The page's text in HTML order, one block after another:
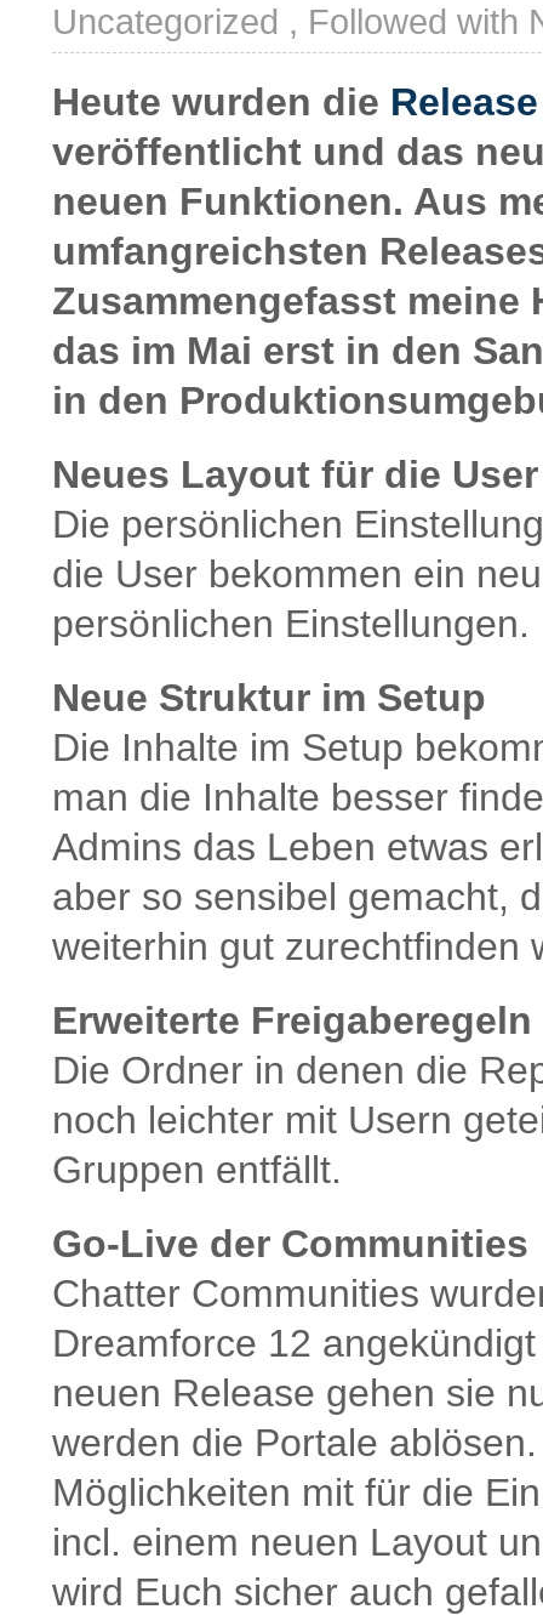
Uncategorized , Followed with
Heute wurden die
veröffentlicht und das
neuen Funktionen. Aus
umfangreichsten
Zusammengefasst meine
das im Mai erst in den
in den
Neues Layout für die
Die persönlichen
die User bekommen ein
persönlichen Einstellungen.
Neue Struktur im Setup
Die Inhalte im Setup
man die Inhalte besser
Admins das Leben etwas
aber so sensibel gemacht,
weiterhin gut zurechtfinden
Erweiterte
Die Ordner in denen die
noch leichter mit Usern
Gruppen entfällt.
Go-Live der Communities
Chatter Communities
Dreamforce 12
neuen Release gehen sie
werden die Portale
Möglichkeiten mit für die
incl. einem neuen Layout
wird Euch sicher auch